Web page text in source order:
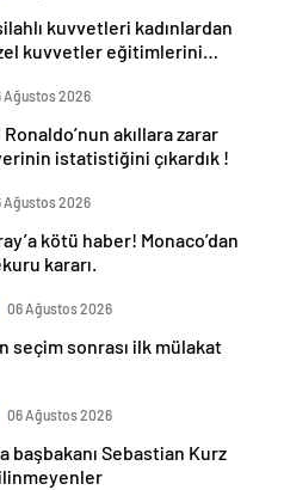
kuvvetleri kadınlardan
kuvvetler eğitimlerini
Ağustos 2026
akıllara zarar
istatistiğini çıkardık !
Ağustos 2026
kötü haber! Monaco’dan
kararı.
06 Ağustos 2026
seçim sonrası ilk mülakat
06 Ağustos 2026
başbakanı Sebastian Kurz